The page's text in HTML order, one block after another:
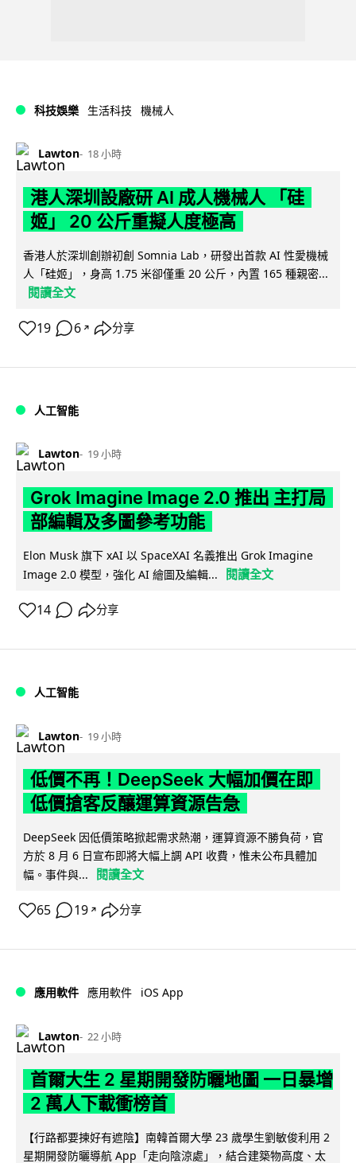
科技娛樂 生活科技 機械人
Lawton 18 小時
港人深圳設廠研 AI 成人機械人 「硅
姬」 20 公斤重擬人度極高
香港人於深圳創辦初創 Somnia Lab，研發出首款 AI 性愛機械
人「硅姬」，身高 1.75 米卻僅重 20 公斤，內置 165 種親密...
閱讀全文
19 6 ↗ 分享
人工智能
Lawton 19 小時
Grok Imagine Image 2.0 推出 主打局
部編輯及多圖參考功能
Elon Musk 旗下 xAI 以 SpaceXAI 名義推出 Grok Imagine
Image 2.0 模型，強化 AI 繪圖及編輯...
閱讀全文
14 分享
人工智能
Lawton 19 小時
低價不再！DeepSeek 大幅加價在即
低價搶客反釀運算資源告急
DeepSeek 因低價策略掀起需求熱潮，運算資源不勝負荷，官
方於 8 月 6 日宣布即將大幅上調 API 收費，惟未公布具體加
幅。事件與...
閱讀全文
65 19 ↗ 分享
應用軟件 應用軟件 iOS App
Lawton 22 小時
首爾大生 2 星期開發防曬地圖 一日暴增
2 萬人下載衝榜首
【行路都要揀好有遮陰】南韓首爾大學 23 歲學生劉敏俊利用 2
星期開發防曬導航 App「走向陰涼處」，結合建築物高度、太